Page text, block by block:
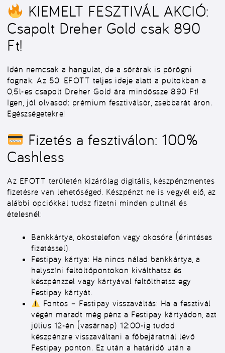
KIEMELT FESZTIVÁL AKCIÓ:
Csapolt Dreher Gold csak 890
Ft!
Idén nemcsak a hangulat, de a sörárak is pörögni
fognak. Az 50. EFOTT teljes ideje alatt a pultokban a
0,5l-es csapolt Dreher Gold ára mindössze 890 Ft!
Igen, jól olvasod: prémium fesztiválsör, zsebbarát áron.
Egészségetekre!
Fizetés a fesztiválon: 100%
Cashless
Az EFOTT területén kizárólag digitális, készpénzmentes
fizetésre van lehetőséged. Készpénzt ne is vegyél elő, az
alábbi opciókkal tudsz fizetni minden pultnál és
ételesnél:
Bankkártya, okostelefon vagy okosóra (érintéses
fizetéssel).
Festipay kártya: Ha nincs nálad bankkártya, a
helyszíni feltöltőpontokon kiválthatsz és
készpénzzel vagy kártyával feltölthetsz egy
Festipay kártyát.
Fontos – Festipay visszaváltás: Ha a fesztivál
végén maradt még pénz a Festipay kártyádon, azt
július 12-én (vasárnap) 12:00-ig tudod
készpénzre visszaváltani a főbejáratnál lévő
Festipay ponton. Ez után a határidő után a